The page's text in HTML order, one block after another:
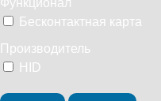
Функционал
Бесконтактная карта
Производитель
HID